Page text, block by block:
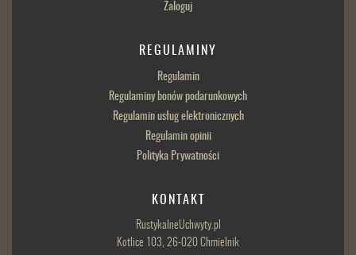
Zaloguj
REGULAMINY
Regulamin
Regulaminy bonów podarunkowych
Regulamin usług elektronicznych
Regulamin opinii
Polityka Prywatności
KONTAKT
RustykalneUchwyty.pl
Kotlice 103, 26-020 Chmielnik